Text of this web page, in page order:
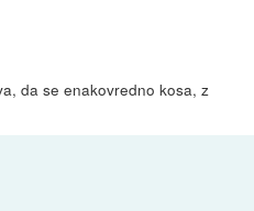
da se enakovredno kosa, z